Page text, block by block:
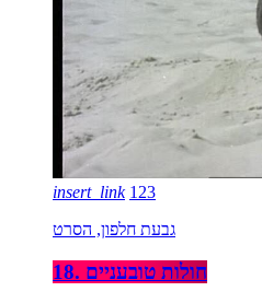
insert_link 123
גבעת חלפון, הסרט
18. חולות טובעניים